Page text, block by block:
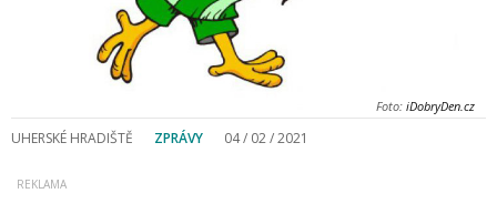
Foto: iDobryDen.cz
UHERSKÉ HRADIŠTĚ ZPRÁVY 04 / 02 / 2021